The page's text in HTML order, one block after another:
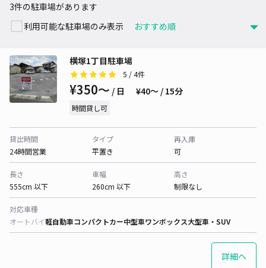
3件の駐車場があります
利用可能な駐車場のみ表示
横塚1丁目駐車場
5 / 4件
¥350〜 / 日 ¥40〜 / 15分
時間貸し可
貸出時間
24時間営業
タイプ
平置き
再入庫
可
長さ
555cm 以下
車幅
260cm 以下
高さ
制限なし
対応車種
オートバイ軽自動車コンパクトカー中型車ワンボックス大型車・SUV
詳細へ